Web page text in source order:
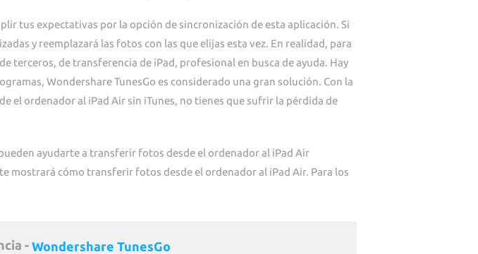
tus expectativas por la opción de sincronización de esta aplicación. Si
y reemplazará las fotos con las que elijas esta vez. En realidad, para
terceros, de transferencia de iPad, profesional en busca de ayuda. Hay
Wondershare TunesGo es considerado una gran solución. Con la
el ordenador al iPad Air sin iTunes, no tienes que sufrir la pérdida de
ayudarte a transferir fotos desde el ordenador al iPad Air
mostrará cómo transferir fotos desde el ordenador al iPad Air. Para los
- Wondershare TunesGo